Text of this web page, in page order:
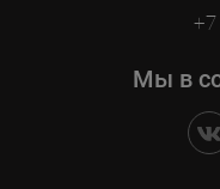
+7
Мы в